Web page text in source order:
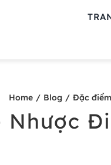
Home Blog Đặc